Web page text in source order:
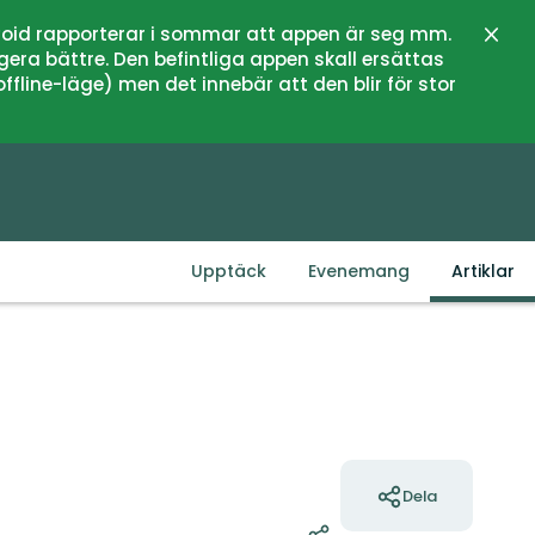
rapporterar i sommar att appen är seg mm.
bättre. Den befintliga appen skall ersättas
läge) men det innebär att den blir för stor
Upptäck Evenemang Artiklar
Dela